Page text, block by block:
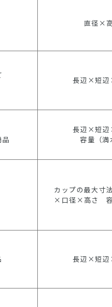
直径×
長辺×短
長辺×短
容量（満
カップの最大寸
×口径×高さ 容
長辺×短